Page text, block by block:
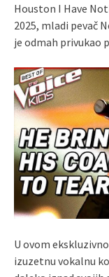
Houston I Have
2025, mladi pevač
je odmah privukao
U ovom
izuzetnu vokalnu